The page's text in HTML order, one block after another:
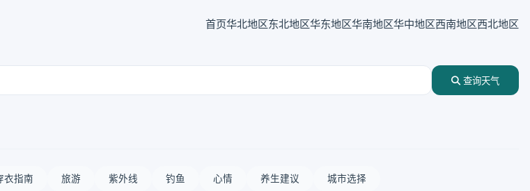
首页华北地区东北地区华东地区华南地区华中地区西南地区西北地区
查询天气
衣指南 旅游 紫外线 钓鱼 心情 养生建议 城市选择